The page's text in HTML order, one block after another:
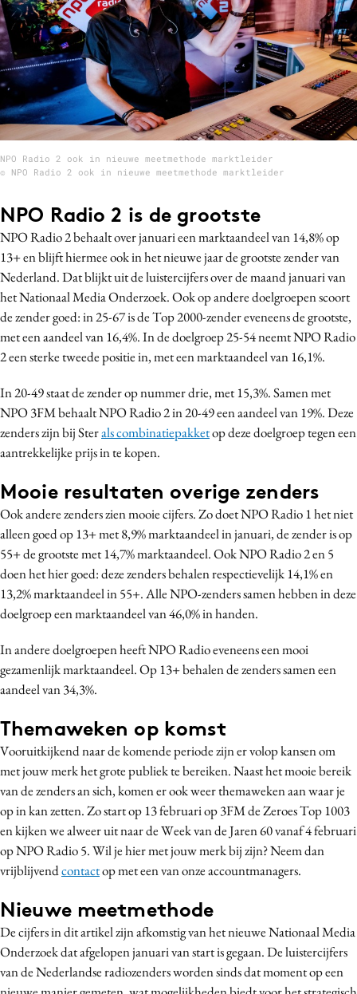
Contentmarketing
Craft
Customer Experience
Data & Insights
Design
Digital transformation
Diversiteit
Effectiviteit
Influencer marketing
Interne communicatie
Martech
Media
Merkstrategie
PR
Purpose Marketing
Reputatie & crisis
NPO Radio 2 ook in nieuwe meetmethode marktleider
© NPO Radio 2 ook in nieuwe meetmethode marktleider
NPO Radio 2 is de grootste
NPO Radio 2 behaalt over januari een marktaandeel van 14,8% op
13+ en blijft hiermee ook in het nieuwe jaar de grootste zender van
Nederland. Dat blijkt uit de luistercijfers over de maand januari van
het Nationaal Media Onderzoek. Ook op andere doelgroepen scoort
de zender goed: in 25-67 is de Top 2000-zender eveneens de grootste,
met een aandeel van 16,4%. In de doelgroep 25-54 neemt NPO Radio
2 een sterke tweede positie in, met een marktaandeel van 16,1%.
In 20-49 staat de zender op nummer drie, met 15,3%. Samen met
NPO 3FM behaalt NPO Radio 2 in 20-49 een aandeel van 19%. Deze
zenders zijn bij Sterals combinatiepakketop deze doelgroep tegen een
aantrekkelijke prijs in te kopen.
Mooie resultaten overige zenders
Ook andere zenders zien mooie cijfers. Zo doet NPO Radio 1 het niet
alleen goed op 13+ met 8,9% marktaandeel in januari, de zender is op
55+ de grootste met 14,7% marktaandeel. Ook NPO Radio 2 en 5
doen het hier goed: deze zenders behalen respectievelijk 14,1% en
13,2% marktaandeel in 55+. Alle NPO-zenders samen hebben in deze
doelgroep een marktaandeel van 46,0% in handen.
In andere doelgroepen heeft NPO Radio eveneens een mooi
gezamenlijk marktaandeel. Op 13+ behalen de zenders samen een
aandeel van 34,3%.
Themaweken op komst
Vooruitkijkend naar de komende periode zijn er volop kansen om
met jouw merk het grote publiek te bereiken. Naast het mooie bereik
van de zenders an sich, komen er ook weer themaweken aan waar je
op in kan zetten. Zo start op 13 februari op 3FM de Zeroes Top 1003
en kijken we alweer uit naar de Week van de Jaren 60 vanaf 4 februari
op NPO Radio 5. Wil je hier met jouw merk bij zijn? Neem dan
vrijblijvendcontactop met een van onze accountmanagers.
Nieuwe meetmethode
De cijfers in dit artikel zijn afkomstig van het nieuwe Nationaal Media
Onderzoek dat afgelopen januari van start is gegaan. De luistercijfers
van de Nederlandse radiozenders worden sinds dat moment op een